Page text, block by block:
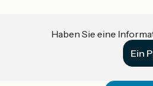
Haben Sie eine
Ein